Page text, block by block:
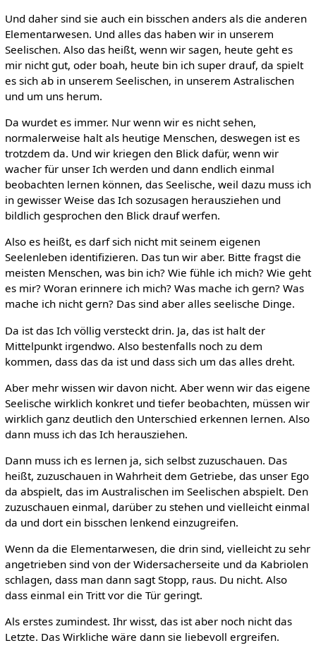
Und daher sind sie auch ein bisschen anders als die anderen
Elementarwesen. Und alles das haben wir in unserem
Seelischen. Also das heißt, wenn wir sagen, heute geht es
mir nicht gut, oder boah, heute bin ich super drauf, da spielt
es sich ab in unserem Seelischen, in unserem Astralischen
und um uns herum.
Da wurdet es immer. Nur wenn wir es nicht sehen,
normalerweise halt als heutige Menschen, deswegen ist es
trotzdem da. Und wir kriegen den Blick dafür, wenn wir
wacher für unser Ich werden und dann endlich einmal
beobachten lernen können, das Seelische, weil dazu muss ich
in gewisser Weise das Ich sozusagen herausziehen und
bildlich gesprochen den Blick drauf werfen.
Also es heißt, es darf sich nicht mit seinem eigenen
Seelenleben identifizieren. Das tun wir aber. Bitte fragst die
meisten Menschen, was bin ich? Wie fühle ich mich? Wie geht
es mir? Woran erinnere ich mich? Was mache ich gern? Was
mache ich nicht gern? Das sind aber alles seelische Dinge.
Da ist das Ich völlig versteckt drin. Ja, das ist halt der
Mittelpunkt irgendwo. Also bestenfalls noch zu dem
kommen, dass das da ist und dass sich um das alles dreht.
Aber mehr wissen wir davon nicht. Aber wenn wir das eigene
Seelische wirklich konkret und tiefer beobachten, müssen wir
wirklich ganz deutlich den Unterschied erkennen lernen. Also
dann muss ich das Ich herausziehen.
Dann muss ich es lernen ja, sich selbst zuzuschauen. Das
heißt, zuzuschauen in Wahrheit dem Getriebe, das unser Ego
da abspielt, das im Australischen im Seelischen abspielt. Den
zuzuschauen einmal, darüber zu stehen und vielleicht einmal
da und dort ein bisschen lenkend einzugreifen.
Wenn da die Elementarwesen, die drin sind, vielleicht zu sehr
angetrieben sind von der Widersacherseite und da Kabriolen
schlagen, dass man dann sagt Stopp, raus. Du nicht. Also
dass einmal ein Tritt vor die Tür geringt.
Als erstes zumindest. Ihr wisst, das ist aber noch nicht das
Letzte. Das Wirkliche wäre dann sie liebevoll ergreifen.